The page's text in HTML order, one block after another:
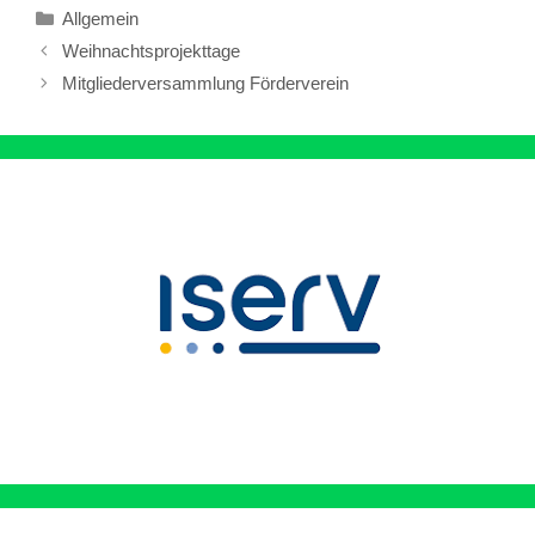
Kategorien
Allgemein
Weihnachtsprojekttage
Mitgliederversammlung Förderverein